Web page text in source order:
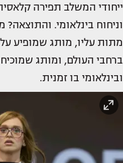
ייחודי המשלב תפירה
וניחוח בינלאומי. והתוצאה?
מתות עליו, מותג שמופיע
ברחבי העולם, ומותג
ובינלאומי בו זמנית.